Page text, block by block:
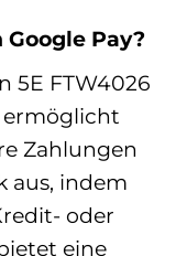
Pay?
5E FTW4026
ermöglicht
Zahlungen
aus, indem
oder
eine